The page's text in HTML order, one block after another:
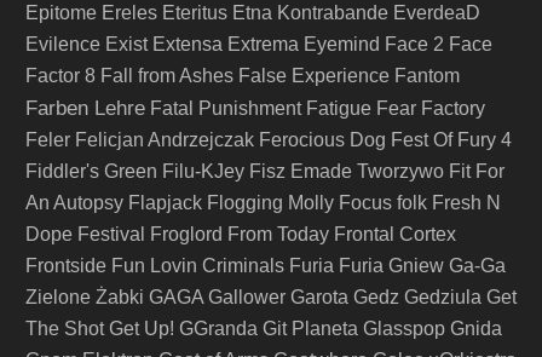
Epitome Ereles Eteritus Etna Kontrabande EverdeaD
Evilence Exist Extensa Extrema Eyemind Face 2 Face
Factor 8 Fall from Ashes False Experience Fantom
Farben Lehre Fatal Punishment Fatigue Fear Factory
Feler Felicjan Andrzejczak Ferocious Dog Fest Of Fury 4
Fiddler's Green Filu-KJey Fisz Emade Tworzywo Fit For
An Autopsy Flapjack Flogging Molly Focus folk Fresh N
Dope Festival
Froglord From Today Frontal Cortex
Frontside Fun Lovin Criminals Furia Furia Gniew Ga-Ga
Zielone Żabki GAGA Gallower Garota Gedz Gedziula Get
The Shot Get Up! GGranda Git Planeta Glasspop Gnida